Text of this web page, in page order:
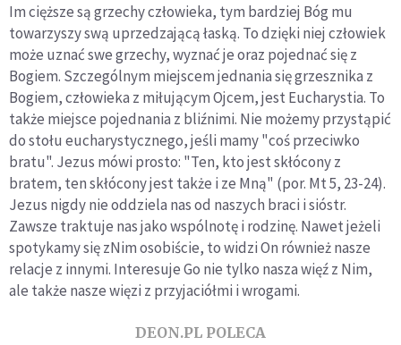
Im cięższe są grzechy człowieka, tym bardziej Bóg mu
towarzyszy swą uprzedzającą łaską. To dzięki niej człowiek
może uznać swe grzechy, wyznać je oraz pojednać się z
Bogiem. Szczególnym miejscem jednania się grzesznika z
Bogiem, człowieka z miłującym Ojcem, jest Eucharystia. To
także miejsce pojednania z bliźnimi. Nie możemy przystąpić
do stołu eucharystycznego, jeśli mamy "coś przeciwko
bratu". Jezus mówi prosto: "Ten, kto jest skłócony z
bratem, ten skłócony jest także i ze Mną" (por. Mt 5, 23-24).
Jezus nigdy nie oddziela nas od naszych braci i sióstr.
Zawsze traktuje nas jako wspólnotę i rodzinę. Nawet jeżeli
spotykamy się zNim osobiście, to widzi On również nasze
relacje z innymi. Interesuje Go nie tylko nasza więź z Nim,
ale także nasze więzi z przyjaciółmi i wrogami.
DEON.PL POLECA